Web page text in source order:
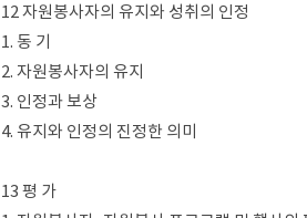
12 자원봉사자의 유지와 성취의 인정
1. 동 기
2. 자원봉사자의 유지
3. 인정과 보상
4. 유지와 인정의 진정한 의미
13 평 가